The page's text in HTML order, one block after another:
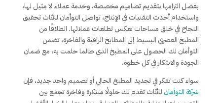
بفضل التزامها بتقديم تصاميم مخصصة، وخدمة عملاء لا مثيل لها،
واستخدام أحدث التقنيات في الإنتاج، تواصل التوأمان للأثاث تحقيق
النجاح في خلق مساحات تعكس تطلعات عملائها. انطلاقًا من
المطبخ العصري البسيط إلى المطابخ الراقية والفاخرة، تضمن
التوأمان لك الحصول على المطبخ الذي طالما حلمت به، مع ضمان
الجودة والابتكار في كل خطوة.
سواء كنت تفكر في تجديد المطبخ الحالي أو تصميم واحد جديد، فإن
شركة التوأمانللأثاث تقدم لك حلولًا مبتكرة وفاخرة تجمع بين